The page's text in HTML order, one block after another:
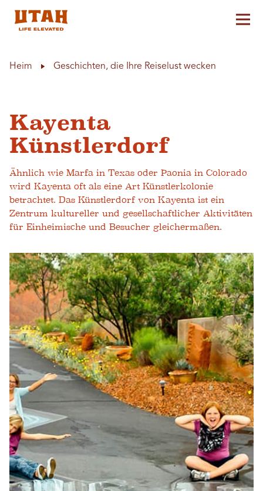
Heim Geschichten, die Ihre Reiselust wecken
Kayenta
Künstlerdorf
Ähnlich wie Marfa in Texas oder Paonia in Colorado
wird Kayenta oft als eine Art Künstlerkolonie
betrachtet. Das Künstlerdorf von Kayenta ist ein
Zentrum kultureller und gesellschaftlicher Aktivitäten
für Einheimische und Besucher gleichermaßen.